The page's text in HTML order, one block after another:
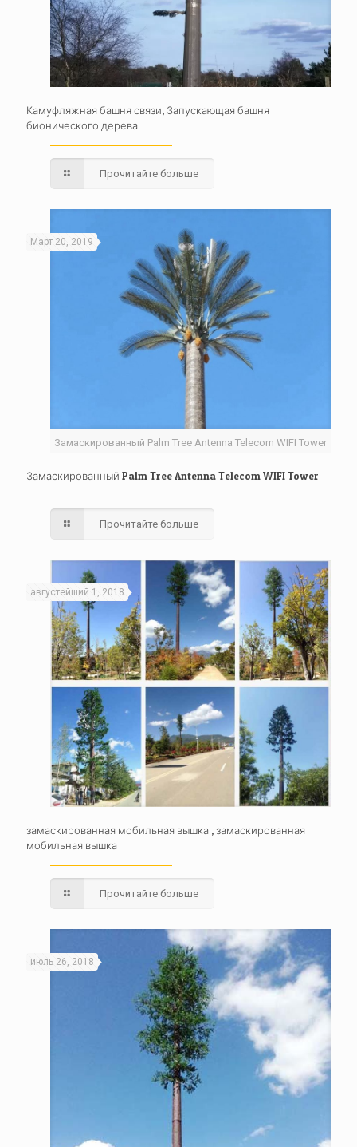
Камуфляжная башня связи, Запускающая башня
бионического дерева
Прочитайте больше
Замаскированный Palm Tree Antenna Telecom WIFI Tower
Март 20, 2019
Замаскированный Palm Tree Antenna Telecom WIFI Tower
Прочитайте больше
августейший 1, 2018
замаскированная мобильная вышка , замаскированная
мобильная вышка
Прочитайте больше
июль 26, 2018